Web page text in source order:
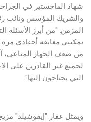
شهاد الماجستير في
والشريك المؤسس ونائب
المزمن: "من أبرز الأسئلة
يمكنني معانقة أحفادي
من ضعف الجهاز المناعي،
لجميع غير القادرين على
التي يحتاجون إليها".
ويمثل عقار "إيفوشيلد"